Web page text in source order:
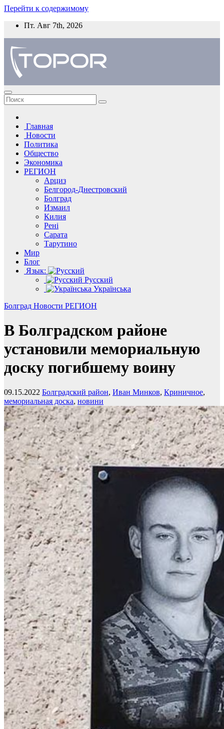
Перейти к содержимому
Пт. Авг 7th, 2026
Главная
Новости
Политика
Общество
Экономика
РЕГИОН
Арциз
Белгород-Днестровский
Болград
Измаил
Килия
Рені
Сарата
Тарутино
Мир
Блог
Язык:
Русский
Українська
Болград Новости РЕГИОН
В Болградском районе
установили мемориальную
доску погибшему воину
09.15.2022 Болградский район, Иван Минков, Криничное,
мемориальная доска, новини